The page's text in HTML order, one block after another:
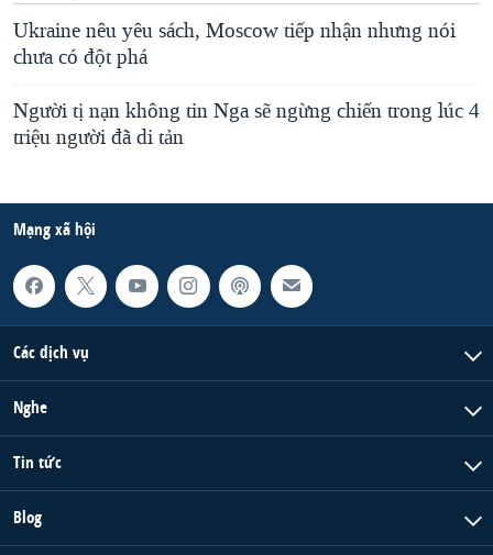
Ukraine nêu yêu sách, Moscow tiếp nhận nhưng nói
chưa có đột phá
Người tị nạn không tin Nga sẽ ngừng chiến trong lúc 4
triệu người đã di tản
Mạng xã hội
Các dịch vụ
Nghe
Tin tức
Blog